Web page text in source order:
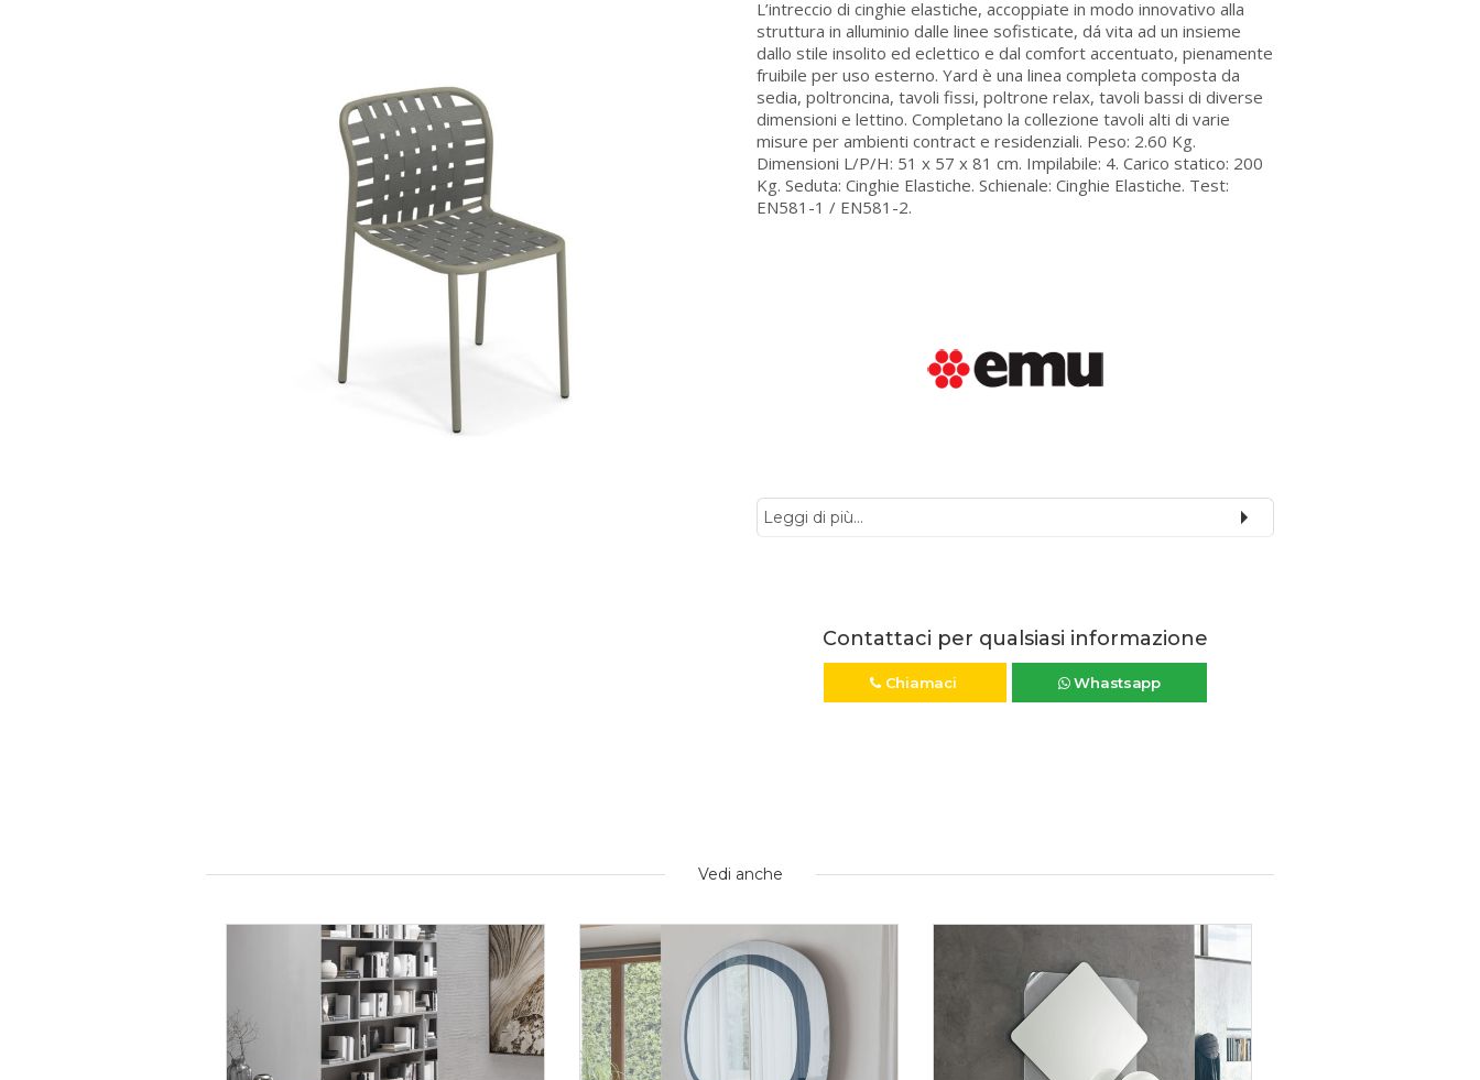
L’intreccio di cinghie elastiche, accoppiate in modo innovativo alla
struttura in alluminio dalle linee sofisticate, dá vita ad un insieme
dallo stile insolito ed eclettico e dal comfort accentuato, pienamente
fruibile per uso esterno. Yard è una linea completa composta da
sedia, poltroncina, tavoli fissi, poltrone relax, tavoli bassi di diverse
dimensioni e lettino. Completano la collezione tavoli alti di varie
misure per ambienti contract e residenziali. Peso: 2.60 Kg.
Dimensioni L/P/H: 51 x 57 x 81 cm. Impilabile: 4. Carico statico: 200
Kg. Seduta: Cinghie Elastiche. Schienale: Cinghie Elastiche. Test:
EN581-1 / EN581-2.
Leggi di più...
Contattaci per qualsiasi informazione
Chiamaci Whastsapp